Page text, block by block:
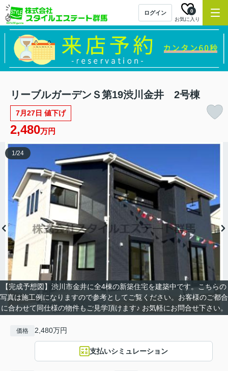
ログイン
お気に入り
0
リーブルガーデンＳ第19渋川金井 2号棟
7月27日 値下げ
2,480万円
【完成予想図】渋川市金井に全4棟の新築住宅を建築中です。こちらの
写真は施工例になりますので参考としてご覧ください。お客様のご都合
に合わせて同仕様の物件もご見学頂けます♪ お気軽にお問合せ下さい。
1 /24
価格 2,480万円
支払いシミュレーション